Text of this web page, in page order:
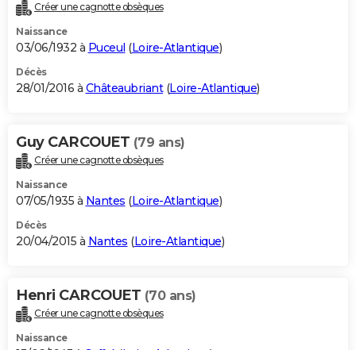
Créer une cagnotte obsèques
Naissance
03/06/1932 à Puceul (Loire-Atlantique)
Décès
28/01/2016 à Châteaubriant(Loire-Atlantique)
Guy CARCOUET (79 ans)
Créer une cagnotte obsèques
Naissance
07/05/1935 à Nantes (Loire-Atlantique)
Décès
20/04/2015 à Nantes (Loire-Atlantique)
Henri CARCOUET (70 ans)
Créer une cagnotte obsèques
Naissance